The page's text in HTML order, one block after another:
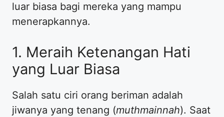
luar biasa bagi mereka yang mampu
menerapkannya.
1. Meraih Ketenangan Hati
yang Luar Biasa
Salah satu ciri orang beriman adalah
jiwanya yang tenang (muthmainnah). Saat